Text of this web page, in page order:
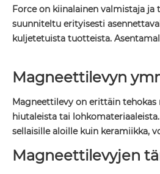
Force on kiinalainen valmistaja
suunniteltu erityisesti
kuljetetuista tuotteista.
Magneettilevyn
Magneettilevy on erittäin
hiutaleista tai
sellaisille aloille kuin keramiikka,
Magneettilevyjen